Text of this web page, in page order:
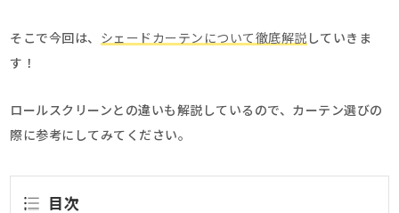
そこで今回は、 シェードカーテンについて徹底解説 していきま
す！
ロールスクリーンとの違いも解説しているので、カーテン選びの
際に参考にしてみてください。
目次